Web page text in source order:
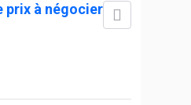
prix à négocier